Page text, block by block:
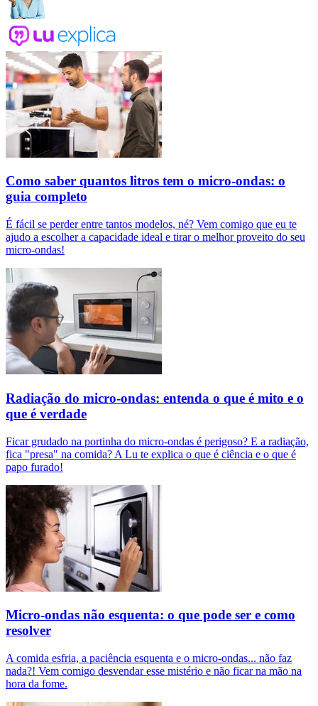
Como saber quantos litros tem o micro-ondas: o
guia completo
É fácil se perder entre tantos modelos, né? Vem comigo que eu te
ajudo a escolher a capacidade ideal e tirar o melhor proveito do seu
micro-ondas!
Radiação do micro-ondas: entenda o que é mito e o
que é verdade
Ficar grudado na portinha do micro-ondas é perigoso? E a radiação,
fica "presa" na comida? A Lu te explica o que é ciência e o que é
papo furado!
Micro-ondas não esquenta: o que pode ser e como
resolver
A comida esfria, a paciência esquenta e o micro-ondas... não faz
nada?! Vem comigo desvendar esse mistério e não ficar na mão na
hora da fome.